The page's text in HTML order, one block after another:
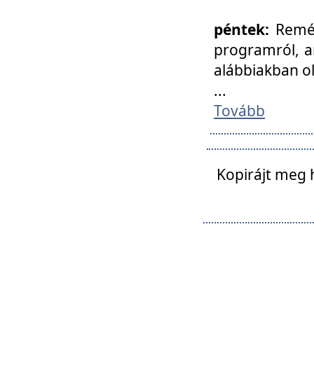
péntek:
programról,
alábbiakban
...
Tovább
Kopirájt meg